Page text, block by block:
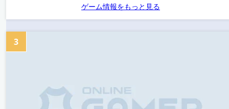
ゲーム情報をもっと見る
3